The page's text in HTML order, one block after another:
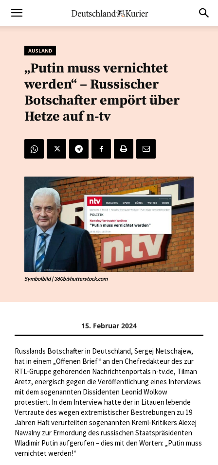
AUSLAND
„Putin muss vernichtet
werden“ – Russischer
Botschafter empört über
Hetze auf n-tv
Symbolbild | 360b/shutterstock.com
15. Februar 2024
Russlands Botschafter in Deutschland, Sergej Netschajew,
hat in einem „Offenen Brief“ an den Chefredakteur des zur
RTL-Gruppe gehörenden Nachrichtenportals n-tv.de, Tilman
Aretz, energisch gegen die Veröffentlichung eines Interviews
mit dem sogenannten Dissidenten Leonid Wolkow
protestiert. In dem Interview hatte der in Litauen lebende
Vertraute des wegen extremistischer Bestrebungen zu 19
Jahren Haft verurteilten sogenannten Kreml-Kritikers Alexej
Nawalny zur Ermordung des russischen Staatspräsidenten
Wladimir Putin aufgerufen – dies mit den Worten: „Putin muss
vernichtet werden!“